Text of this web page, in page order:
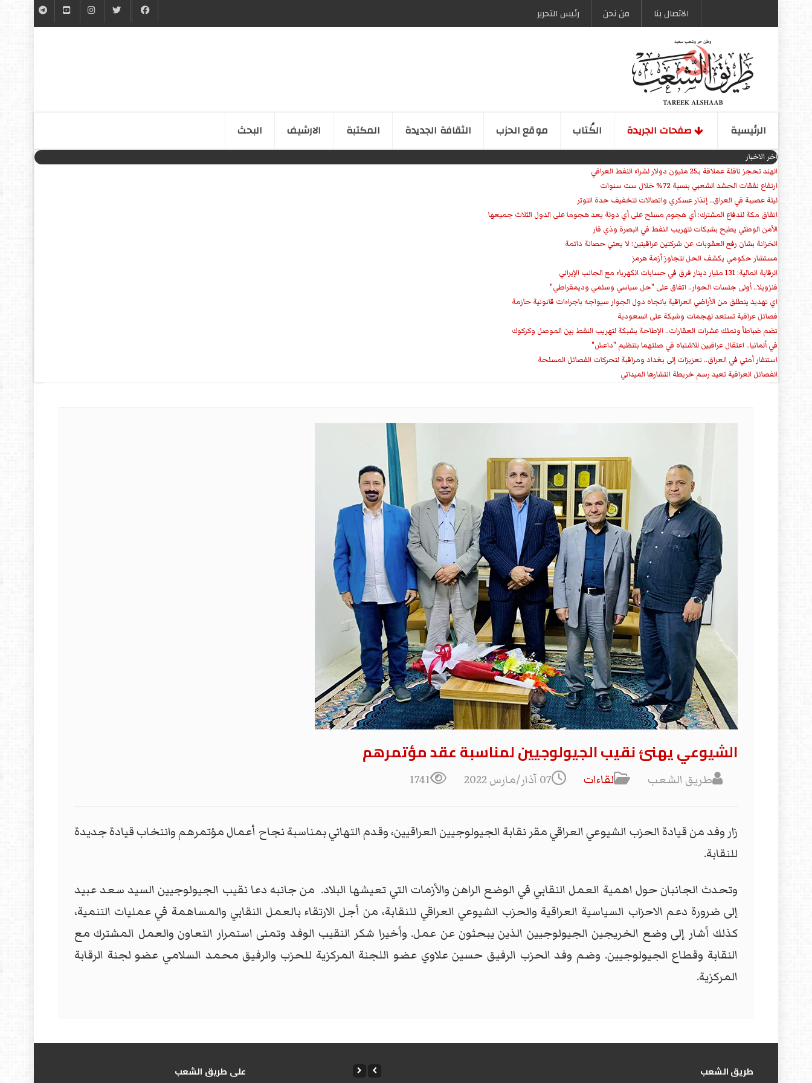
الاتصال بنا من نحن رئیس التحریر
الرئیسیة صفحات الجریدة الكُتاب موقع الحزب الثقافة الجدیدة المكتبة الارشیف البحث
اخر الاخبار
الهند تحجز ناقلة عملاقة بـ25 مليون دولار لشراء النفط العراقي
ارتفاع نفقات الحشد الشعبي بنسبة 72% خلال ست سنوات
ليلة عصيبة في العراق.. إنذار عسكري واتصالات لتخفيف حدة التوتر
‏اتفاق مكة للدفاع المشترك: أي هجوم مسلح على أي دولة يعد هجوما على الدول الثلاث جميعها
الأمن الوطني يطيح بشبكات لتهريب النفط في البصرة وذي قار
الخزانة بشان رفع العقوبات عن شركتين عراقيتين: لا يعني حصانة دائمة
مستشار حكومي يكشف الحل لتجاوز أزمة هرمز
الرقابة المالية: 131 مليار دينار فرق في حسابات الكهرباء مع الجانب الإيراني
فنزويلا.. أولى جلسات الحوار.. اتفاق على "حل سياسي وسلمي وديمقراطي"
اي تهديد ينطلق من الأراضي العراقية باتجاه دول الجوار سيواجه باجراءات قانونية حازمة
فصائل عراقية تستعد لهجمات وشيكة على السعودية
تضم ضباطاً وتملك عشرات العقارات.. الإطاحة بشبكة لتهريب النفط بين الموصل وكركوك
في ألمانيا.. اعتقال عراقيين للاشتباه في صلتهما بتنظيم "داعش"
استنفار أمني في العراق.. تعزيزات إلى بغداد ومراقبة لتحركات الفصائل المسلحة
الفصائل العراقية تعيد رسم خريطة انتشارها الميداني
الشيوعي يهنئ نقيب الجيولوجيين لمناسبة عقد مؤتمرهم
طريق الشعب لقاءات 07 آذار/مارس 2022 1741
زار وفد من قيادة الحزب الشيوعي العراقي مقر نقابة الجيولوجيين العراقيين، وقدم التهاني بمناسبة نجاح أعمال مؤتمرهم وانتخاب قيادة جديدة
للنقابة.
وتحدث الجانبان حول اهمية العمل النقابي في الوضع الراهن والأزمات التي تعيشها البلاد. من جانبه دعا نقيب الجيولوجيين السيد سعد عبيد
إلى ضرورة دعم الاحزاب السياسية العراقية والحزب الشيوعي العراقي للنقابة، من أجل الارتقاء بالعمل النقابي والمساهمة في عمليات التنمية،
كذلك أشار إلى وضع الخريجين الجيولوجيين الذين يبحثون عن عمل. وأخيرا شكر النقيب الوفد وتمنى استمرار التعاون والعمل المشترك مع
النقابة وقطاع الجيولوجيين. وضم وفد الحزب الرفيق حسين علاوي عضو اللجنة المركزية للحزب والرفيق محمد السلامي عضو لجنة الرقابة
المركزية.
طریق الشعب علی طریق الشعب